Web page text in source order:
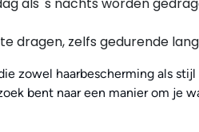
dragen, zelfs gedurende
zowel haarbescherming als
bent naar een manier om je